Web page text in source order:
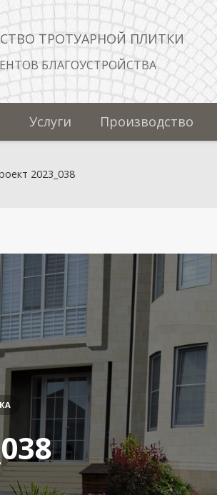
ТРОТУАРНОЙ ПЛИТКИ
БЛАГОУСТРОЙСТВА
Услуги Производство
2023_038